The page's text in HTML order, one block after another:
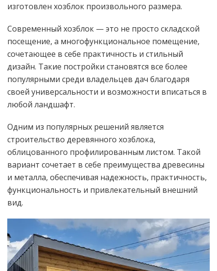
изготовлен хозблок произвольного размера.
Современный хозблок — это не просто складской
посещение, а многофункциональное помещение,
сочетающее в себе практичность и стильный
дизайн. Такие постройки становятся все более
популярными среди владельцев дач благодаря
своей универсальности и возможности вписаться в
любой ландшафт.
Одним из популярных решений является
строительство деревянного хозблока,
облицованного профилированным листом. Такой
вариант сочетает в себе преимущества древесины
и металла, обеспечивая надежность, практичность,
функциональность и привлекательный внешний
вид.